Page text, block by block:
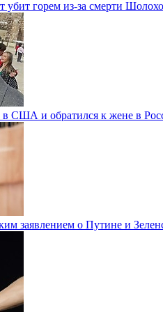
горем из-за смерти
США и обратился к жене в
заявлением о Путине и